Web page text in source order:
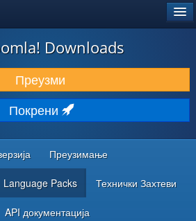
(ЕКСТЕНЗИЈЕ)
Downloads
Преузми
Покрени
Преузимање
Language Packs Технички Захтеви
API документација